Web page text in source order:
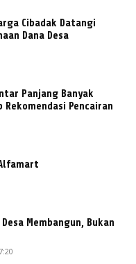
Cibadak Datangi
Dana Desa
Panjang Banyak
Pencairan
Membangun, Bukan